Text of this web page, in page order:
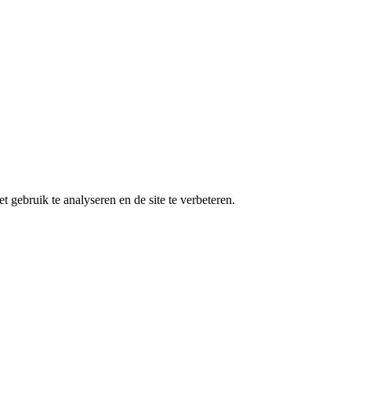
te analyseren en de site te verbeteren.